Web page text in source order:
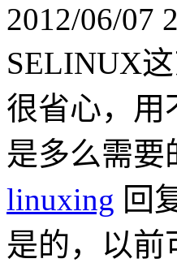
2012/06/07
SELINUX
很省心，用
是多么需要
linuxing 回
是的，以前